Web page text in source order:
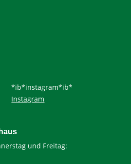
*ib*instagram*ib*
Instagram
und Freitag: